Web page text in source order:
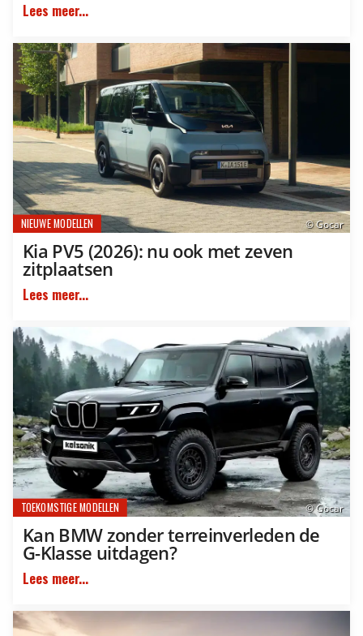
Lees meer...
© Gocar
NIEUWE MODELLEN
Kia PV5 (2026): nu ook met zeven
zitplaatsen
Lees meer...
© Gocar
TOEKOMSTIGE MODELLEN
Kan BMW zonder terreinverleden de
G-Klasse uitdagen?
Lees meer...